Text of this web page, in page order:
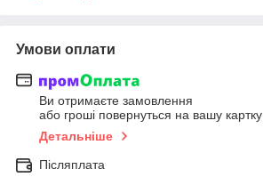
Умови оплати
Ви отримаєте замовлення
або гроші повернуться на вашу картку
Детальніше
Післяплата